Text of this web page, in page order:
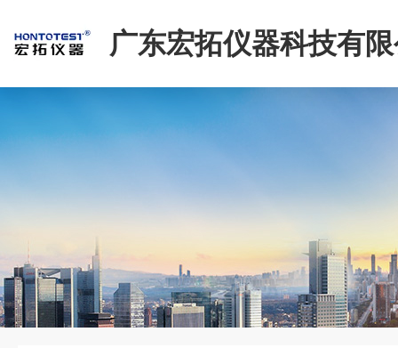
广东宏拓仪器科技有